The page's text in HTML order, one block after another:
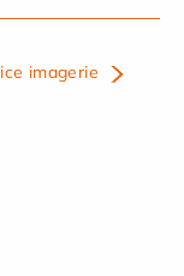
imagerie